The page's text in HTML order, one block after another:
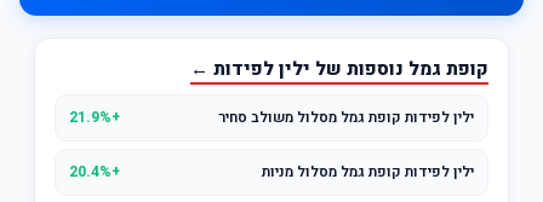
קופת גמל נוספות של ילין לפידות ←
ילין לפידות קופת גמל מסלול משולב סחיר +21.9%
ילין לפידות קופת גמל מסלול מניות +20.4%